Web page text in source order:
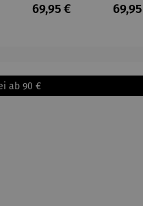
Preis:Regulärer Preis:
69,95 €
ab 90 €